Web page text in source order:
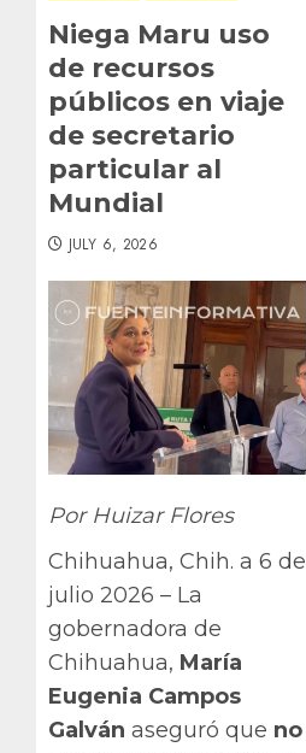
Niega Maru uso
de recursos
públicos en viaje
de secretario
particular al
Mundial
JULY 6, 2026
Por Huizar Flores
Chihuahua, Chih. a 6 de
julio 2026 – La
gobernadora de
Chihuahua, María
Eugenia Campos
Galván aseguró que no